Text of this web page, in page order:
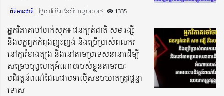
ព័ត៌មានជាតិ ថ្ងៃសៅរ៍ ទី៣ ខែសីហា ឆ្នាំ២០២៤​ 1335
អ្នកវិភាគចៅចាក់ស្មុក៖ ជនក្បត់ជាតិ សម​ រង្ស៊ី
នឹងបក្ខពួកកំពុងញុះញង់ និងប្រើប្រាស់ពលករ
នៅកូរ៉េខាងត្បូង និងនៅតាមប្រទេសនានាដើម្បី
សម្រេចបុព្វហេតុអំណាចរបស់ខ្លួនតាមរយៈ
បដិវត្តន៍ពណ៌ដែលជាបទល្មើសឧបឃាតត្រូវផ្តន្ទា
ទោស